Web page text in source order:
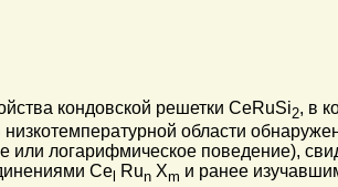
кондовской решетки CeRuSi2, в
области
или логарифмическое поведение),
Ce Run Xm и ранее